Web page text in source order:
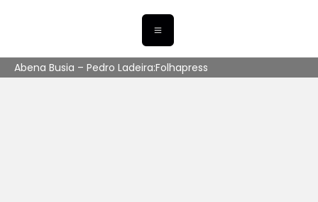
Abena Busia – Pedro Ladeira:Folhapress